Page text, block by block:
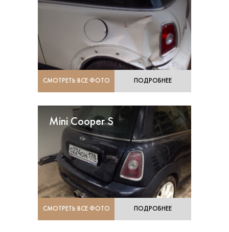
СМОТРЕТЬ ВСЕ ФОТО ПОДРОБНЕЕ
Mini Cooper S
СМОТРЕТЬ ВСЕ ФОТО ПОДРОБНЕЕ